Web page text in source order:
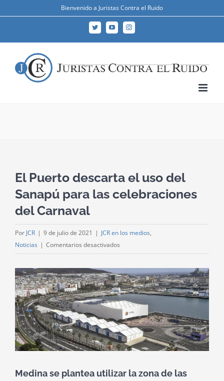
Bienvenido a Juristas Contra el Ruido
TwitterYouTubeInstagram
El Puerto descarta el uso del
Sanapú para las celebraciones
del Carnaval
Por JCR | 9 de julio de 2021 | JCR en los medios,
Noticias | Comentarios desactivados
Puerto
descarta
el
uso
del
Sanapú
para
las
del
Ver
imagen
más
grande
Medina se plantea utilizar la zona de las